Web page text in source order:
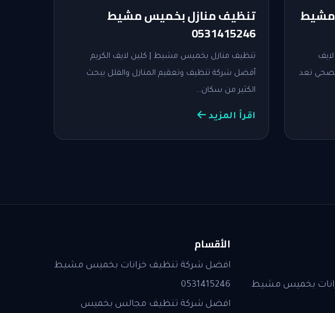
مشيط
تعد
تنظيف منازل بخميس مشيط
0531415246
تنظيف منازل بخميس مشيط | كلين لايف الكريم
أفضل شركة تنظيف وتعقيم المنازل والفلل يبحث
الكثير من سكان…
اقرأ المزيد
بخميس مشيط
الأقسام
افضل شركة تنظيف خزانات بخميس مشيط
0531415246
افضل شركة تنظيف مجالس بخميس